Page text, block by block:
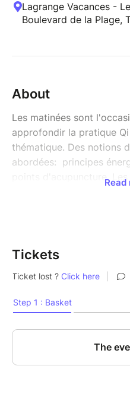
Lagrange Vacances -
Boulevard de la Plage,
About
Les matinées sont
approfondir la pratique
thématique. Des notions
abordées: principes
points d'acupuncture.
En énergétique chinoise
Feu, Terre: à chacun est
Cette année nous
Read
Tickets